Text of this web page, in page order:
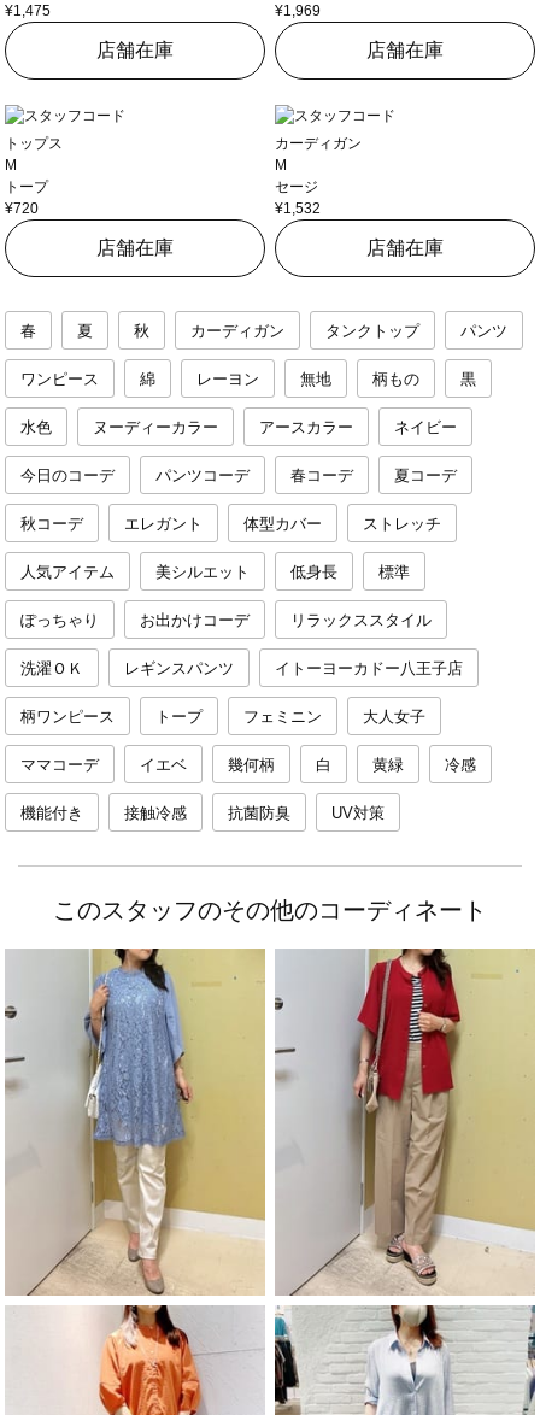
¥1,475
店舗在庫
¥1,969
店舗在庫
トップス
M
トープ
¥720
店舗在庫
カーディガン
M
セージ
¥1,532
店舗在庫
春 夏 秋 カーディガン タンクトップ パンツ
ワンピース 綿 レーヨン 無地 柄もの 黒
水色 ヌーディーカラー アースカラー ネイビー
今日のコーデ パンツコーデ 春コーデ 夏コーデ
秋コーデ エレガント 体型カバー ストレッチ
人気アイテム 美シルエット 低身長 標準
ぽっちゃり お出かけコーデ リラックススタイル
洗濯ＯＫ レギンスパンツ イトーヨーカドー八王子店
柄ワンピース トープ フェミニン 大人女子
ママコーデ イエベ 幾何柄 白 黄緑 冷感
機能付き 接触冷感 抗菌防臭 UV対策
このスタッフのその他のコーディネート